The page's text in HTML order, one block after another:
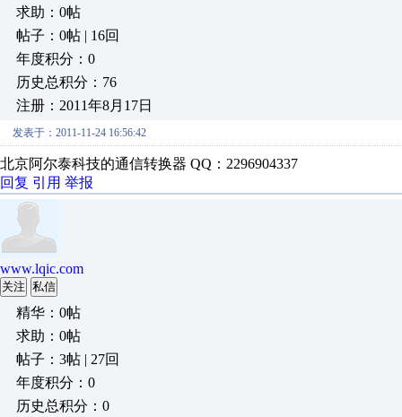
求助：0帖
帖子：0帖 | 16回
年度积分：0
历史总积分：76
注册：2011年8月17日
发表于：2011-11-24 16:56:42
北京阿尔泰科技的通信转换器 QQ：2296904337
回复 引用 举报
www.lqic.com
关注 私信
精华：0帖
求助：0帖
帖子：3帖 | 27回
年度积分：0
历史总积分：0